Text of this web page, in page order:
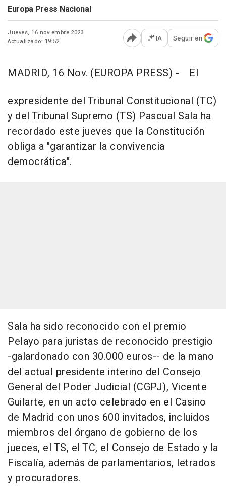
Europa Press Nacional
Jueves, 16 noviembre 2023
Actualizado: 19:52
Abrir opciones para
IA Seguir en
MADRID, 16 Nov. (EUROPA PRESS) -
El
expresidente del Tribunal Constitucional (TC)
y del Tribunal Supremo (TS) Pascual Sala ha
recordado este jueves que la Constitución
obliga a "garantizar la convivencia
democrática".
Sala ha sido reconocido con el premio
Pelayo para juristas de reconocido prestigio
-galardonado con 30.000 euros-- de la mano
del actual presidente interino del Consejo
General del Poder Judicial (CGPJ), Vicente
Guilarte, en un acto celebrado en el Casino
de Madrid con unos 600 invitados, incluidos
miembros del órgano de gobierno de los
jueces, el TS, el TC, el Consejo de Estado y la
Fiscalía, además de parlamentarios, letrados
y procuradores.